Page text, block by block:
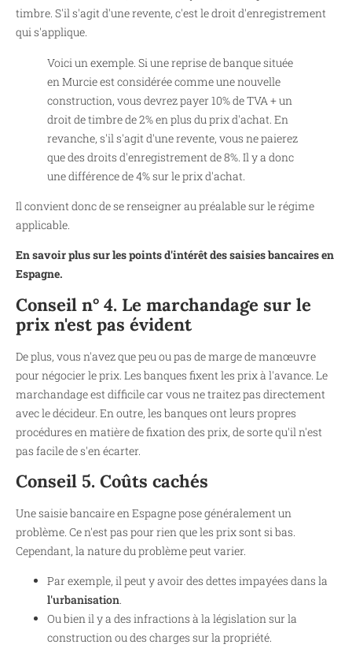
timbre. S'il s'agit d'une revente, c'est le droit d'enregistrement
qui s'applique.
Voici un exemple. Si une reprise de banque située
en Murcie est considérée comme une nouvelle
construction, vous devrez payer 10% de TVA + un
droit de timbre de 2% en plus du prix d'achat. En
revanche, s'il s'agit d'une revente, vous ne paierez
que des droits d'enregistrement de 8%. Il y a donc
une différence de 4% sur le prix d'achat.
Il convient donc de se renseigner au préalable sur le régime
applicable.
En savoir plus sur les points d'intérêt des saisies bancaires en
Espagne.
Conseil n° 4. Le marchandage sur le
prix n'est pas évident
De plus, vous n'avez que peu ou pas de marge de manœuvre
pour négocier le prix. Les banques fixent les prix à l'avance. Le
marchandage est difficile car vous ne traitez pas directement
avec le décideur. En outre, les banques ont leurs propres
procédures en matière de fixation des prix, de sorte qu'il n'est
pas facile de s'en écarter.
Conseil 5. Coûts cachés
Une saisie bancaire en Espagne pose généralement un
problème. Ce n'est pas pour rien que les prix sont si bas.
Cependant, la nature du problème peut varier.
Par exemple, il peut y avoir des dettes impayées dans la
l'urbanisation.
Ou bien il y a des infractions à la législation sur la
construction ou des charges sur la propriété.